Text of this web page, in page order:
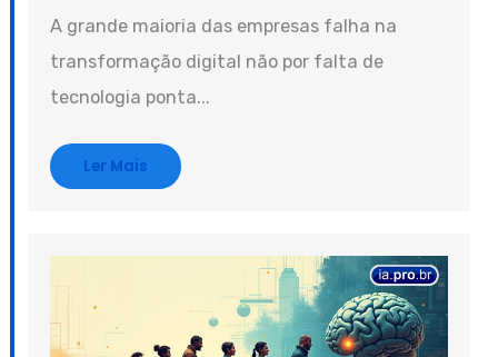
A grande maioria das empresas falha na
transformação digital não por falta de
tecnologia ponta...
Ler Mais